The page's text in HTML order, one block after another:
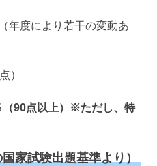
年度により若干の変動あ
）
（90点以上）※ただし、特
家試験出題基準より）